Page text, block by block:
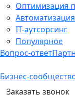
Оптимизация
IT-аутсорсинг
Популярное
Вопрос-ответ
Бизнес-
Заказать звонок